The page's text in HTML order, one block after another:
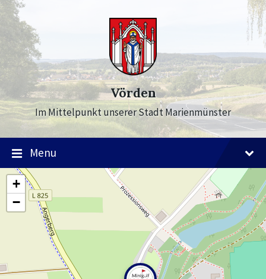
Skip
to
content
Skip
to
main
navigation
Skip
to
footer
Vörden
Im Mittelpunkt unserer Stadt Marienmünster
Menu
+
−